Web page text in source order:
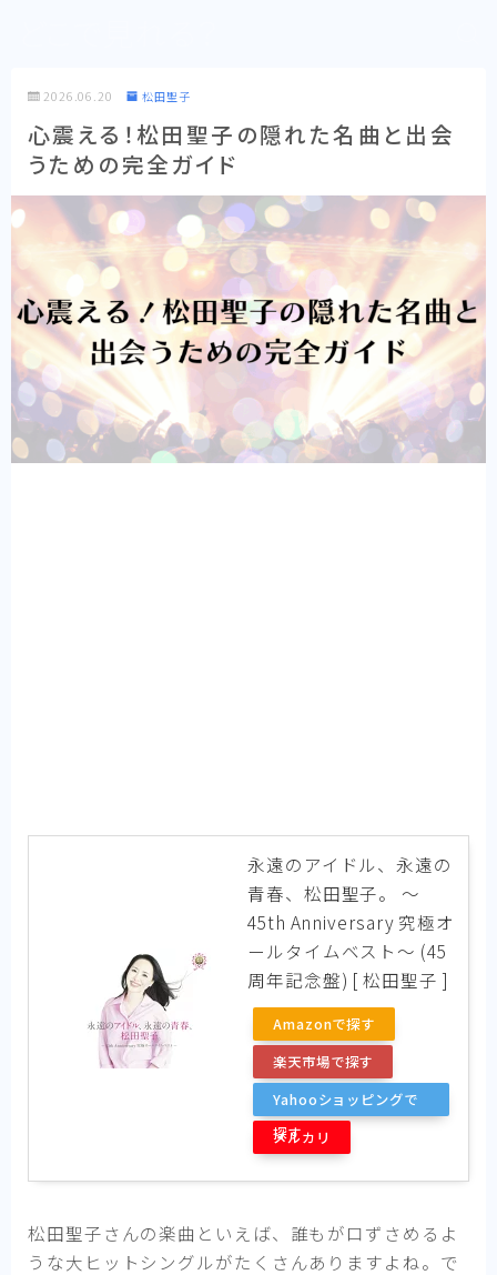
2026.06.20 松田聖子
心震える！松田聖子の隠れた名曲と出会
うための完全ガイド
永遠のアイドル、永遠の
青春、松田聖子。 ～
45th Anniversary 究極オ
ールタイムベスト～ (45
周年記念盤) [ 松田聖子 ]
Amazonで探す
楽天市場で探す
Yahooショッピングで
探す
メルカリ
松田聖子さんの楽曲といえば、誰もが口ずさめるよ
うな大ヒットシングルがたくさんありますよね。で